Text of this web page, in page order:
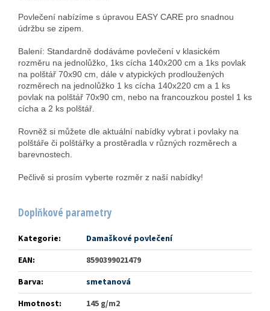
Povlečení nabízíme s úpravou EASY CARE pro snadnou
údržbu se zipem.
Balení: Standardně dodáváme povlečení v klasickém
rozměru na jednolůžko, 1ks cícha 140x200 cm a 1ks povlak
na polštář 70x90 cm, dále v atypických prodloužených
rozměrech na jednolůžko 1 ks cícha 140x220 cm a 1 ks
povlak na polštář 70x90 cm, nebo na francouzkou postel 1 ks
cícha a 2 ks polštář.
Rovněž si můžete dle aktuální nabídky vybrat i povlaky na
polštáře či polštářky a prostěradla v různých rozměrech a
barevnostech.
Pečlivě si prosím vyberte rozměr z naší nabídky!
Doplňkové parametry
Kategorie:
Damaškové povlečení
EAN:
8590399021479
Barva:
smetanová
Hmotnost:
145 g/m2